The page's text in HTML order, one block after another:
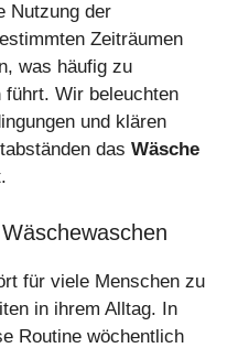
Nutzung der
Zeiträumen
was häufig zu
führt. Wir beleuchten
und klären
das Wäsche
für viele Menschen zu
in ihrem Alltag. In
Routine wöchentlich